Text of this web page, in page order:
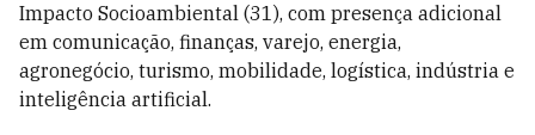
Impacto Socioambiental (31), com presença adicional
em comunicação, finanças, varejo, energia,
agronegócio, turismo, mobilidade, logística, indústria e
inteligência artificial.